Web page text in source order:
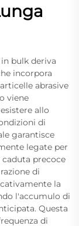
bulk deriva
incorpora
abrasive
viene
allo
di
garantisce
legate per
precoce
di
la
l'accumulo di
Questa
di